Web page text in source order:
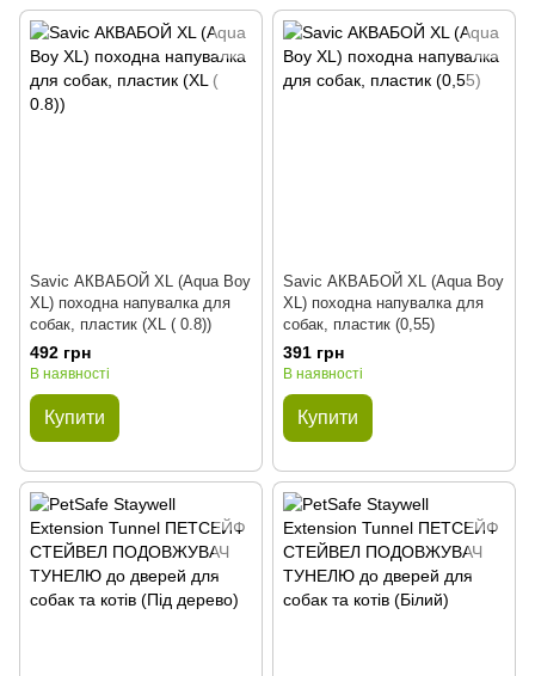
Savic АКВАБОЙ XL (Aqua Boy
XL) походна напувалка для
собак, пластик (XL ( 0.8))
492 грн
В наявності
Купити
Savic АКВАБОЙ XL (Aqua Boy
XL) походна напувалка для
собак, пластик (0,55)
391 грн
В наявності
Купити